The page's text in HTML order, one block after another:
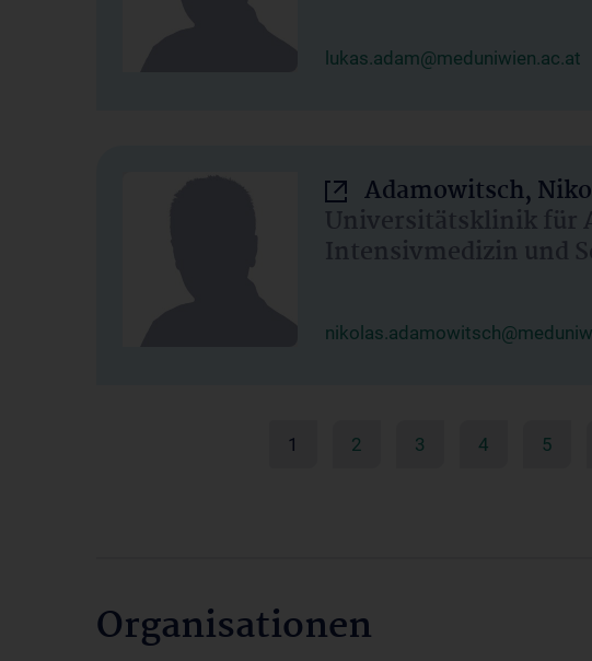
lukas.adam@meduniwien.ac.at
Adamowitsch,
Universitätsklinik für
Intensivmedizin und
1 2 3 4 5
Organisationen